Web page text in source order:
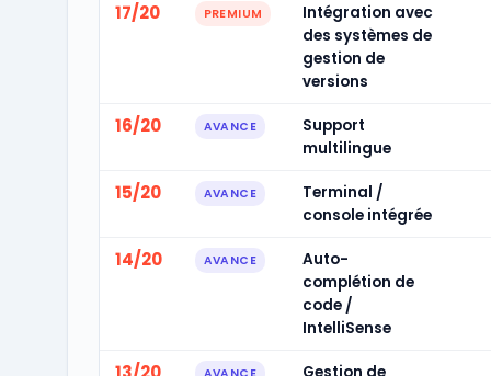
17/20 PREMIUM
Intégration avec
des systèmes de
gestion de
versions
16/20 AVANCE
Support
multilingue
15/20 AVANCE
Terminal /
console intégrée
14/20 AVANCE
Auto-
complétion de
code /
IntelliSense